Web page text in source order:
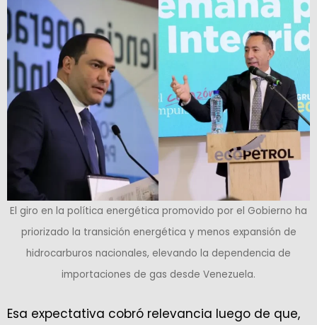
El giro en la política energética promovido por el Gobierno ha
priorizado la transición energética y menos expansión de
hidrocarburos nacionales, elevando la dependencia de
importaciones de gas desde Venezuela.
Esa expectativa cobró relevancia luego de que,